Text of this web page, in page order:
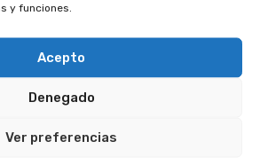
y funciones.
Acepto
Denegado
Ver preferencias
de movimientos y